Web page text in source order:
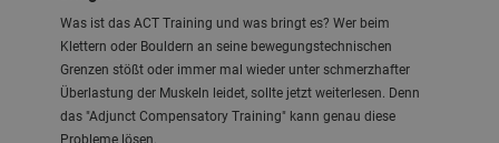
Was ist das ACT Training und was bringt es? Wer beim
Klettern oder Bouldern an seine bewegungstechnischen
Grenzen stößt oder immer mal wieder unter schmerzhafter
Überlastung der Muskeln leidet, sollte jetzt weiterlesen. Denn
das "Adjunct Compensatory Training" kann genau diese
Probleme lösen.